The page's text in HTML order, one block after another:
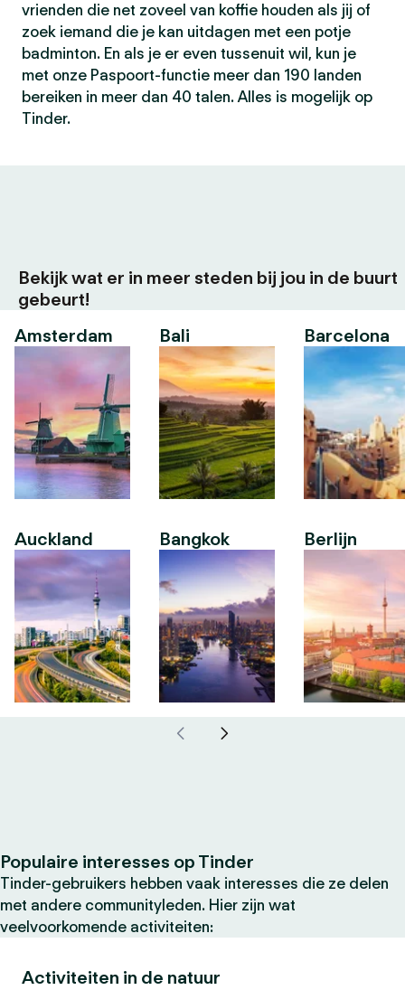
vrienden die net zoveel van koffie houden als jij of
zoek iemand die je kan uitdagen met een potje
badminton. En als je er even tussenuit wil, kun je
met onze Paspoort-functie meer dan 190 landen
bereiken in meer dan 40 talen. Alles is mogelijk op
Tinder.
Bekijk wat er in meer steden bij jou in de buurt
gebeurt!
Amsterdam
Auckland
Bali
Bangkok
Barcelona
Berlijn
Populaire interesses op Tinder
Tinder-gebruikers hebben vaak interesses die ze delen
met andere communityleden. Hier zijn wat
veelvoorkomende activiteiten:
Activiteiten in de natuur